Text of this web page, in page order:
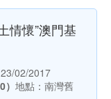
情懷”澳門基
02/2017
地點：南灣舊